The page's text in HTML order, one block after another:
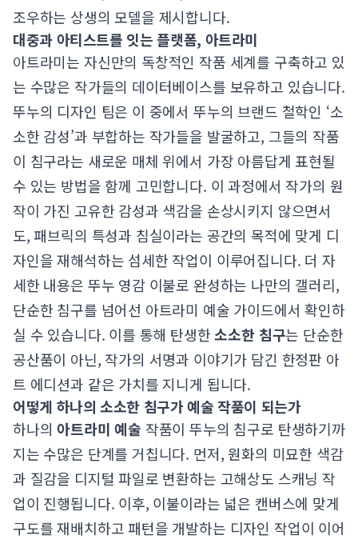
조우하는 상생의 모델을 제시합니다.
대중과 아티스트를 잇는 플랫폼, 아트라미
아트라미는 자신만의 독창적인 작품 세계를 구축하고 있
는 수많은 작가들의 데이터베이스를 보유하고 있습니다.
뚜누의 디자인 팀은 이 중에서 뚜누의 브랜드 철학인 ‘소
소한 감성’과 부합하는 작가들을 발굴하고, 그들의 작품
이 침구라는 새로운 매체 위에서 가장 아름답게 표현될
수 있는 방법을 함께 고민합니다. 이 과정에서 작가의 원
작이 가진 고유한 감성과 색감을 손상시키지 않으면서
도, 패브릭의 특성과 침실이라는 공간의 목적에 맞게 디
자인을 재해석하는 섬세한 작업이 이루어집니다. 더 자
세한 내용은 뚜누 영감 이불로 완성하는 나만의 갤러리,
단순한 침구를 넘어선 아트라미 예술 가이드에서 확인하
실 수 있습니다. 이를 통해 탄생한소소한 침구는 단순한
공산품이 아닌, 작가의 서명과 이야기가 담긴 한정판 아
트 에디션과 같은 가치를 지니게 됩니다.
어떻게 하나의 소소한 침구가 예술 작품이 되는가
하나의 아트라미 예술 작품이 뚜누의 침구로 탄생하기까
지는 수많은 단계를 거칩니다. 먼저, 원화의 미묘한 색감
과 질감을 디지털 파일로 변환하는 고해상도 스캐닝 작
업이 진행됩니다. 이후, 이불이라는 넓은 캔버스에 맞게
구도를 재배치하고 패턴을 개발하는 디자인 작업이 이어